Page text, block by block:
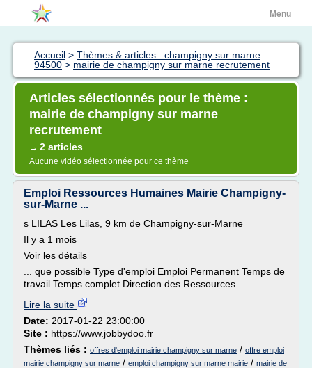
Menu
Accueil > Thèmes & articles : champigny sur marne
94500 > mairie de champigny sur marne recrutement
Articles sélectionnés pour le thème :
mairie de champigny sur marne
recrutement
→ 2 articles
Aucune vidéo sélectionnée pour ce thème
Emploi Ressources Humaines Mairie Champigny-
sur-Marne ...
s LILAS Les Lilas, 9 km de Champigny-sur-Marne
Il y a 1 mois
Voir les détails
... que possible Type d'emploi Emploi Permanent Temps de
travail Temps complet Direction des Ressources...
Lire la suite
Date: 2017-01-22 23:00:00
Site : https://www.jobbydoo.fr
Thèmes liés : offres d'emploi mairie champigny sur marne / offre emploi
mairie champigny sur marne / emploi champigny sur marne mairie / mairie de